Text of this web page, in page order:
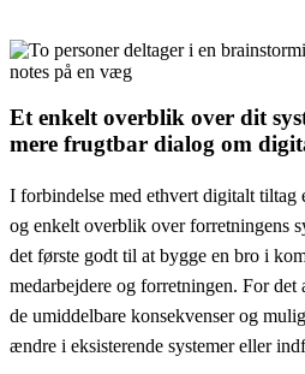
Et enkelt overblik over dit
mere frugtbar dialog om
I forbindelse med ethvert digitalt tiltag
og enkelt overblik over forretningens
det første godt til at bygge en bro i
medarbejdere og forretningen. For det
de umiddelbare konsekvenser og
ændre i eksisterende systemer eller